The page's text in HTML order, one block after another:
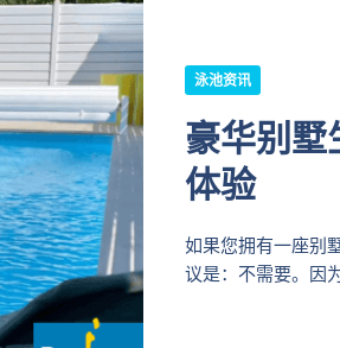
泳池资讯
豪华别墅
体验
如果您拥有一座别
议是：不需要。因